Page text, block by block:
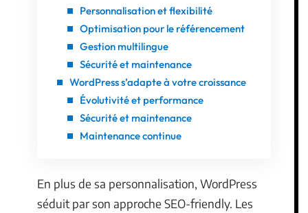
Personnalisation et flexibilité
Optimisation pour le référencement
Gestion multilingue
Sécurité et maintenance
WordPress s’adapte à votre croissance
Évolutivité et performance
Sécurité et maintenance
Maintenance continue
En plus de sa personnalisation, WordPress
séduit par son approche SEO-friendly. Les